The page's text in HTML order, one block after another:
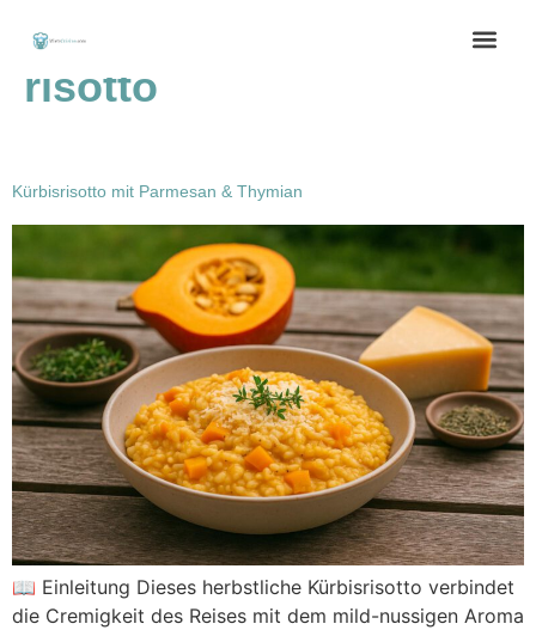
Schlagwort:
parmesan
risotto
Kürbisrisotto mit Parmesan & Thymian
📖 Einleitung Dieses herbstliche Kürbisrisotto verbindet
die Cremigkeit des Reises mit dem mild-nussigen Aroma